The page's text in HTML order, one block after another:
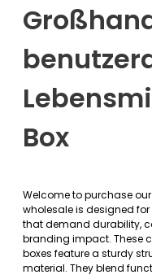
Box
Welcome to purchase
wholesale is designed
that demand durability,
branding impact. These
boxes feature a sturdy
material. They blend